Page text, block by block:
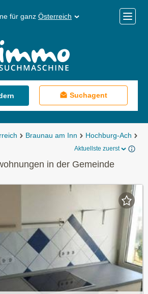
für ganz Österreich
Menü
Suchagent
Braunau am Inn Hochburg-Ach
Aktuellste zuerst
in der Gemeinde